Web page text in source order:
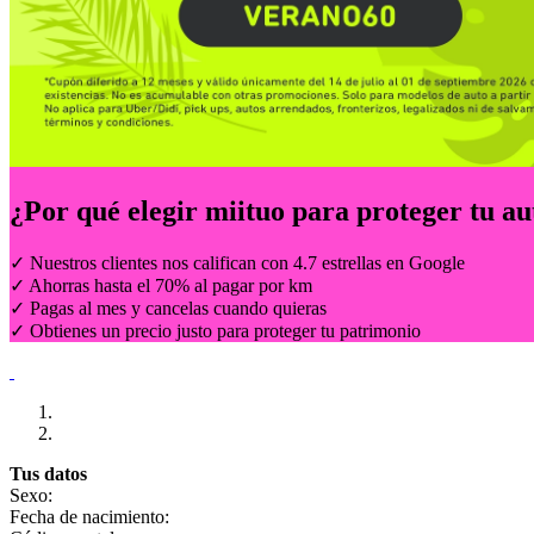
¿Por qué elegir miituo para proteger tu
✓ Nuestros clientes nos califican con 4.7 estrellas en Google
✓ Ahorras hasta el 70% al pagar por km
✓ Pagas al mes y cancelas cuando quieras
✓ Obtienes un precio justo para proteger tu patrimonio
Tus datos
Sexo:
Fecha de nacimiento: